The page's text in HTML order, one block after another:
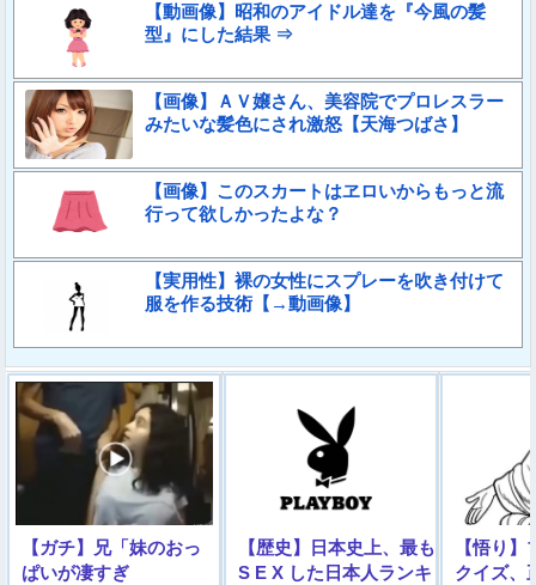
【動画像】昭和のアイドル達を『今風の髪
型』にした結果 ⇒
【画像】ＡＶ嬢さん、美容院でプロレスラー
みたいな髪色にされ激怒【天海つばさ】
【画像】このスカートはヱロいからもっと流
行って欲しかったよな？
【実用性】裸の女性にスプレーを吹き付けて
服を作る技術【→動画像】
【ガチ】兄「妹のおっ
ぱいが凄すぎ
【歴史】日本史上、最も
S E X した日本人ランキ
【悟り
クイズ、